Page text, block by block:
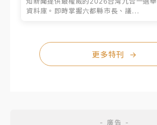
資料庫。即時掌握六都縣市長、議...
更多特刊 →